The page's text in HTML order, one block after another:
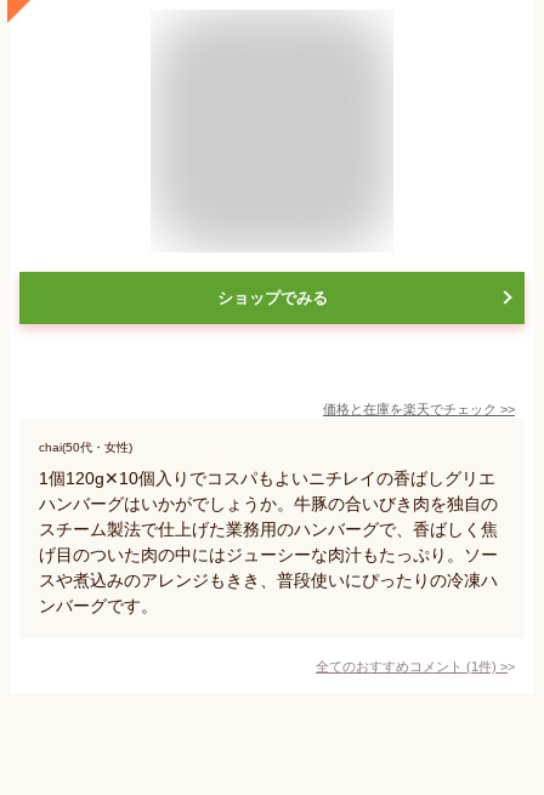
ショップでみる
価格と在庫を楽天でチェック >>
chai(50代・女性)
1個120g✕10個入りでコスパもよいニチレイの香ばしグリエ
ハンバーグはいかがでしょうか。牛豚の合いびき肉を独自の
スチーム製法で仕上げた業務用のハンバーグで、香ばしく焦
げ目のついた肉の中にはジューシーな肉汁もたっぷり。ソー
スや煮込みのアレンジもきき、普段使いにぴったりの冷凍ハ
ンバーグです。
全てのおすすめコメント (1件) >